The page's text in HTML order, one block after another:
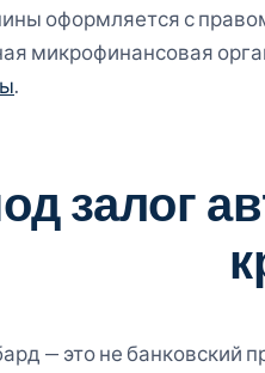
оформляется с
микрофинансовая
.
залог
— это не